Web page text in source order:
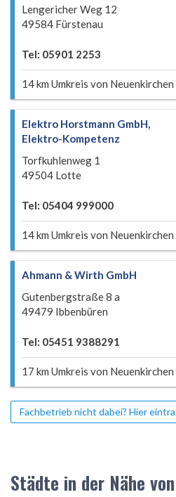
Lengericher Weg 12
49584 Fürstenau
Tel: 05901 2253
14 km Umkreis von Neuenkirchen
Elektro Horstmann GmbH,
Elektro-Kompetenz
Torfkuhlenweg 1
49504 Lotte
Tel: 05404 999000
14 km Umkreis von Neuenkirchen
Ahmann & Wirth GmbH
Gutenbergstraße 8 a
49479 Ibbenbüren
Tel: 05451 9388291
17 km Umkreis von Neuenkirchen
Fachbetrieb nicht dabei? Hier
Städte in der Nähe